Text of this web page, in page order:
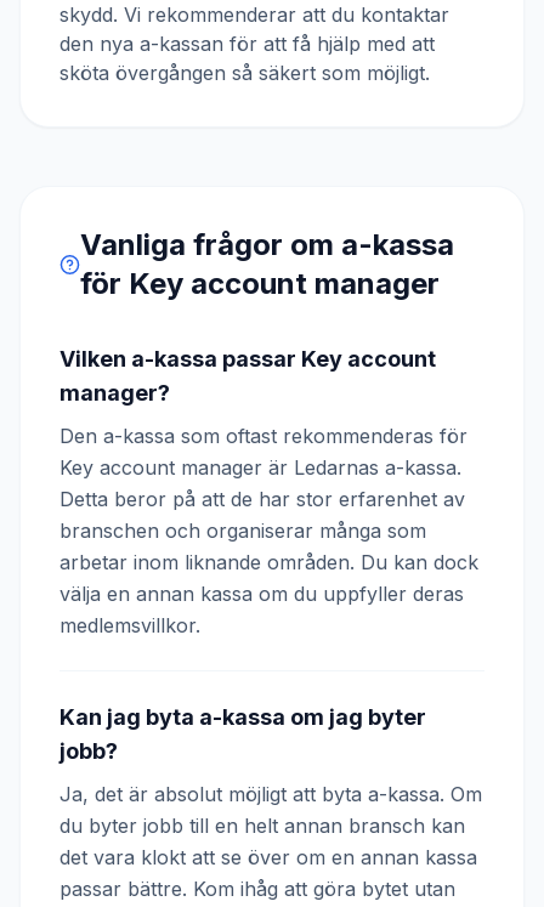
skydd. Vi rekommenderar att du kontaktar
den nya a-kassan för att få hjälp med att
sköta övergången så säkert som möjligt.
Vanliga frågor om a-kassa
för Key account manager
Vilken a-kassa passar Key account
manager?
Den a-kassa som oftast rekommenderas för
Key account manager är Ledarnas a-kassa.
Detta beror på att de har stor erfarenhet av
branschen och organiserar många som
arbetar inom liknande områden. Du kan dock
välja en annan kassa om du uppfyller deras
medlemsvillkor.
Kan jag byta a-kassa om jag byter
jobb?
Ja, det är absolut möjligt att byta a-kassa. Om
du byter jobb till en helt annan bransch kan
det vara klokt att se över om en annan kassa
passar bättre. Kom ihåg att göra bytet utan